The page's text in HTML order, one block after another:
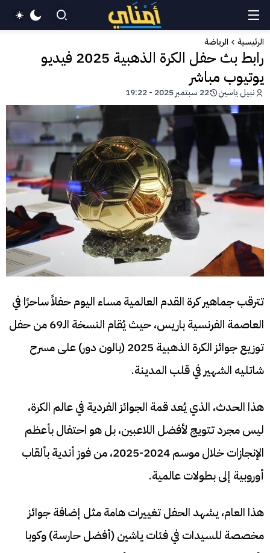
الرئيسية الرياضة
رابط بث حفل الكرة الذهبية 2025 فيديو
يوتيوب مباشر
نبيل ياسين 22 سبتمبر 2025 - 19:22
تترقب جماهير كرة القدم العالمية مساء اليوم حفلاً ساحرًا في
العاصمة الفرنسية باريس، حيث يُقام النسخة الـ69 من حفل
توزيع جوائز الكرة الذهبية 2025 (بالون دور) على مسرح
شاتليه الشهير في قلب المدينة.
هذا الحدث، الذي يُعد قمة الجوائز الفردية في عالم الكرة،
ليس مجرد تتويج لأفضل اللاعبين، بل هو احتفال بأعظم
الإنجازات خلال موسم 2024-2025، من فوز أندية بألقاب
أوروبية إلى بطولات عالمية.
هذا العام، يشهد الحفل تغييرات هامة مثل إضافة جوائز
مخصصة للسيدات في فئات ياشين (أفضل حارسة) وكوبا